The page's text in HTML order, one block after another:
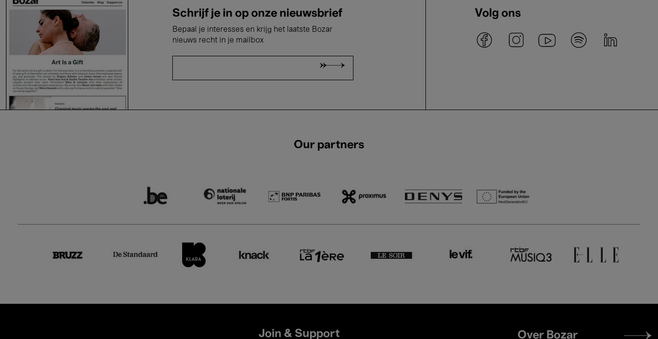
Schrijf je in op onze nieuwsbrief
Bepaal je interesses en krijg het laatste Bozar
nieuws recht in je mailbox
Volg ons
Our partners
Join & Support
Footer
Over Bozar